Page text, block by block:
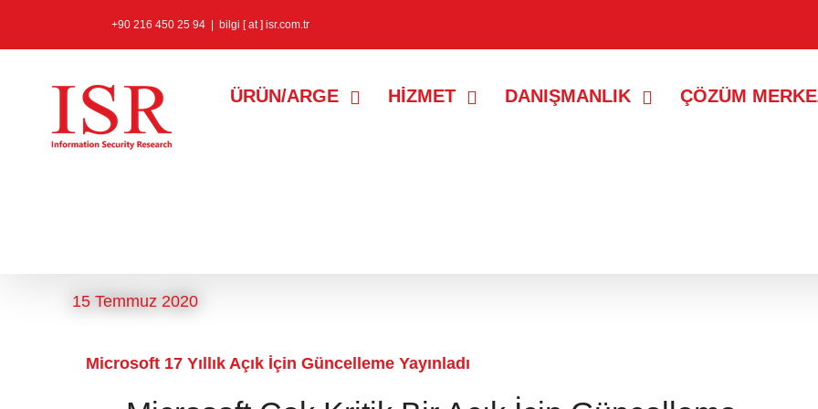
+90 216 450 25 94 bilgi [ at ] isr.com.tr
ÜRÜN/ARGE HİZMET DANIŞMANLIK ÇÖZÜM
15 Temmuz 2020
Microsoft 17 Yıllık Açık İçin Güncelleme Yayınladı